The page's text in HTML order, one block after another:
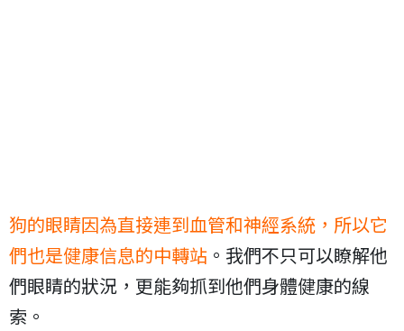
狗的眼睛因為直接連到血管和神經系統，所以它
們也是健康信息的中轉站 。我們不只可以瞭解他
們眼睛的狀況，更能夠抓到他們身體健康的線
索。